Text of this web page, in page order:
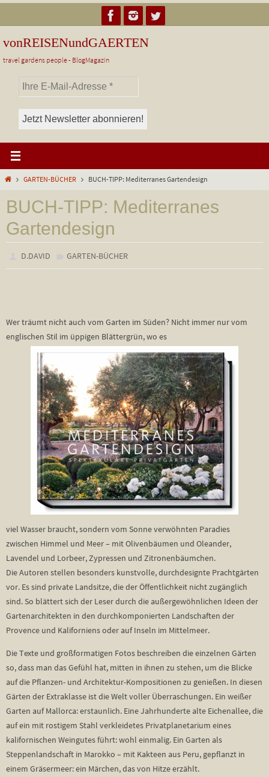
Inhalt
springen
vonREISENundGAERTEN
travel gardens people - BlogMagazin
StartGARTEN-BÜCHER BUCH-TIPP: Mediterranes Gartendesign
BUCH-TIPP: Mediterranes
Gartendesign
D.DAVID GARTEN-BÜCHER
Wer träumt nicht auch vom Garten im Süden? Nicht immer nur vom
englischen Stil im üppigen Blättergrün, wo es
viel Wasser braucht, sondern vom Sonne verwöhnten Paradies
zwischen Himmel und Meer – mit Olivenbäumen und Oleander,
Lavendel und Lorbeer, Zypressen und Zitronenbäumchen.
Die Autoren stellen besonders kunstvolle, durchdesignte Prachtgärten
vor. Es sind private Landsitze, die der Öffentlichkeit nicht zugänglich
sind. So blättert sich der Leser durch die außergewöhnlichen Ideen der
Gartenarchitekten in den durchkomponierten Landschaften der
Provence und Kaliforniens oder auf Inseln im Mittelmeer.
Die Texte und großformatigen Fotos beschreiben die einzelnen Gärten
so, dass man das Gefühl hat, mitten in ihnen zu stehen, um die Blicke
auf die Pflanzen- und Architektur-Kompositionen zu genießen. In diesen
Gärten der Extraklasse ist die Welt voller Überraschungen. Ein weißer
Garten auf Mallorca: erstaunlich. Eine Jahrhunderte alte Eichenallee, die
auf ein mit rostigem Stahl verkleidetes Privatplanetarium eines
kalifornischen Weingutes führt: wohl einmalig. Ein Garten als
Steppenlandschaft in Marokko – mit Kakteen aus Peru, gepflanzt in
einem Gräsermeer: ein Märchen, das von Hitze erzählt.